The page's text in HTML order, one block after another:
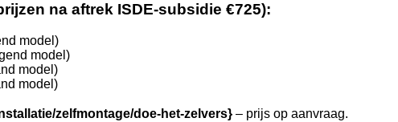
na aftrek ISDE-subsidie €725):
model)
model)
model)
model)
zelfmontage/doe-het-zelvers} – prijs op aanvraag.